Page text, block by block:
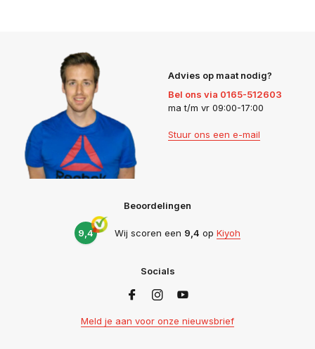
Advies op maat nodig?
Bel ons via 0165-512603
ma t/m vr 09:00-17:00
Stuur ons een e-mail
Beoordelingen
9,4 Wij scoren een 9,4 op Kiyoh
Socials
Meld je aan voor onze nieuwsbrief